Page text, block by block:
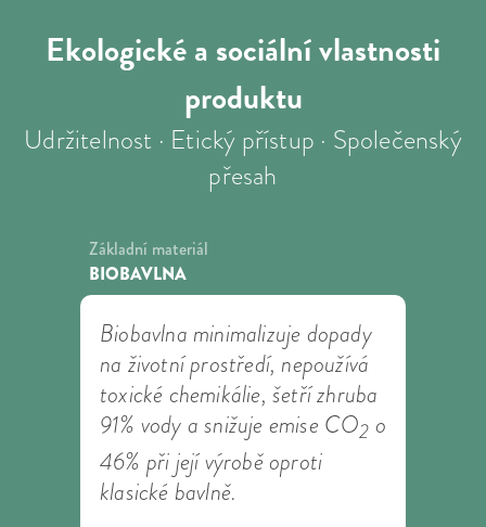
Ekologické a sociálnívlastnosti
produktu
Udržitelnost · Etický přístup · Společenský
přesah
Základní materiál
BIOBAVLNA
Biobavlna minimalizuje dopady
na životní prostředí, nepoužívá
toxické chemikálie, šetří zhruba
91% vody a snižuje emise CO2 o
46% při její výrobě oproti
klasické bavlně.